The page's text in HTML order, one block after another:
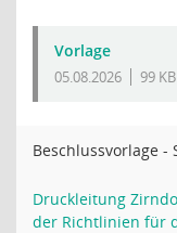
Vorlage
05.08.2026 99 KB
Beschlussvorlage -
Druckleitung
der Richtlinien für